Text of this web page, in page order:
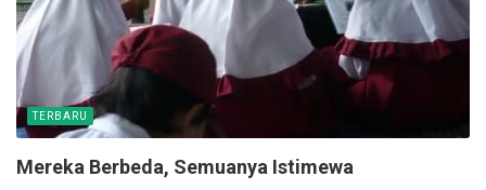
TERBARU
Mereka Berbeda, Semuanya Istimewa